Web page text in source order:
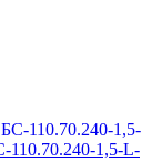
110.70.240-1,5-L-